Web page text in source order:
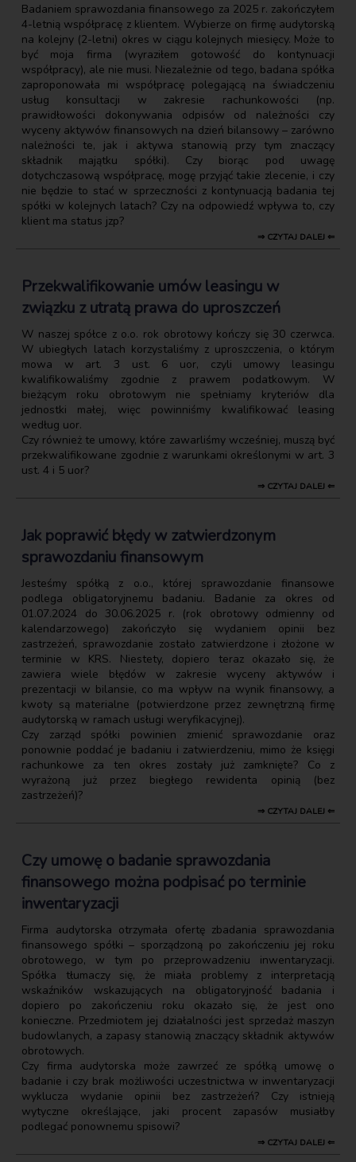
Badaniem sprawozdania finansowego za 2025 r. zakończyłem
4-letnią współpracę z klientem. Wybierze on firmę audytorską
na kolejny (2-letni) okres w ciągu kolejnych miesięcy. Może to
być moja firma (wyraziłem gotowość do kontynuacji
współpracy), ale nie musi. Niezależnie od tego, badana spółka
zaproponowała mi współpracę polegającą na świadczeniu
usług konsultacji w zakresie rachunkowości (np.
prawidłowości dokonywania odpisów od należności czy
wyceny aktywów finansowych na dzień bilansowy – zarówno
należności te, jak i aktywa stanowią przy tym znaczący
składnik majątku spółki). Czy biorąc pod uwagę
dotychczasową współpracę, mogę przyjąć takie zlecenie, i czy
nie będzie to stać w sprzeczności z kontynuacją badania tej
spółki w kolejnych latach? Czy na odpowiedź wpływa to, czy
klient ma status jzp?
⇒ CZYTAJ DALEJ ⇐
Przekwalifikowanie umów leasingu w
związku z utratą prawa do uproszczeń
W naszej spółce z o.o. rok obrotowy kończy się 30 czerwca.
W ubiegłych latach korzystaliśmy z uproszczenia, o którym
mowa w art. 3 ust. 6 uor, czyli umowy leasingu
kwalifikowaliśmy zgodnie z prawem podatkowym. W
bieżącym roku obrotowym nie spełniamy kryteriów dla
jednostki małej, więc powinniśmy kwalifikować leasing
według uor.
Czy również te umowy, które zawarliśmy wcześniej, muszą być
przekwalifikowane zgodnie z warunkami określonymi w art. 3
ust. 4 i 5 uor?
⇒ CZYTAJ DALEJ ⇐
Jak poprawić błędy w zatwierdzonym
sprawozdaniu finansowym
Jesteśmy spółką z o.o., której sprawozdanie finansowe
podlega obligatoryjnemu badaniu. Badanie za okres od
01.07.2024 do 30.06.2025 r. (rok obrotowy odmienny od
kalendarzowego) zakończyło się wydaniem opinii bez
zastrzeżeń, sprawozdanie zostało zatwierdzone i złożone w
terminie w KRS. Niestety, dopiero teraz okazało się, że
zawiera wiele błędów w zakresie wyceny aktywów i
prezentacji w bilansie, co ma wpływ na wynik finansowy, a
kwoty są materialne (potwierdzone przez zewnętrzną firmę
audytorską w ramach usługi weryfikacyjnej).
Czy zarząd spółki powinien zmienić sprawozdanie oraz
ponownie poddać je badaniu i zatwierdzeniu, mimo że księgi
rachunkowe za ten okres zostały już zamknięte? Co z
wyrażoną już przez biegłego rewidenta opinią (bez
zastrzeżeń)?
⇒ CZYTAJ DALEJ ⇐
Czy umowę o badanie sprawozdania
finansowego można podpisać po terminie
inwentaryzacji
Firma audytorska otrzymała ofertę zbadania sprawozdania
finansowego spółki – sporządzoną po zakończeniu jej roku
obrotowego, w tym po przeprowadzeniu inwentaryzacji.
Spółka tłumaczy się, że miała problemy z interpretacją
wskaźników wskazujących na obligatoryjność badania i
dopiero po zakończeniu roku okazało się, że jest ono
konieczne. Przedmiotem jej działalności jest sprzedaż maszyn
budowlanych, a zapasy stanowią znaczący składnik aktywów
obrotowych.
Czy firma audytorska może zawrzeć ze spółką umowę o
badanie i czy brak możliwości uczestnictwa w inwentaryzacji
wyklucza wydanie opinii bez zastrzeżeń? Czy istnieją
wytyczne określające, jaki procent zapasów musiałby
podlegać ponownemu spisowi?
⇒ CZYTAJ DALEJ ⇐